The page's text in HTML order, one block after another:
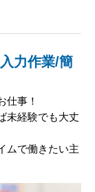
力作業/簡
仕事！
未経験でも大丈
ムで働きたい主